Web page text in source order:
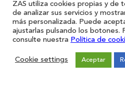
ZAS utiliza cookies propias y de
de analizar sus servicios y
más personalizada. Puede
ajustarlas pulsando los botones.
consulte nuestra Política de
Cookie settings Aceptar